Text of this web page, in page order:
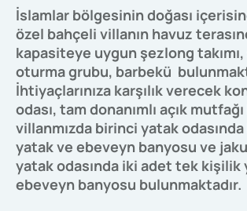
İslamlar bölgesinin doğası
özel bahçeli villanın havuz
kapasiteye uygun şezlong takımı,
oturma grubu, barbekü
İhtiyaçlarınıza karşılık verecek
odası, tam donanımlı açık
villanmızda birinci yatak
yatak ve ebeveyn banyosu ve
yatak odasında iki adet tek kişilik
ebeveyn banyosu bulunmaktadır.